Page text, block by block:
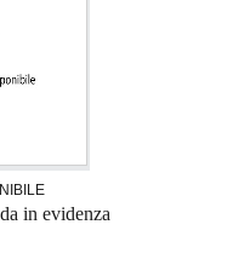
in evidenza